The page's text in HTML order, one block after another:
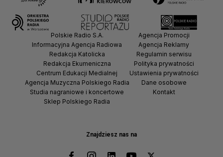
Znajdziesz nas na
Polskie Radio S.A.
Informacyjna Agencja Radiowa
Redakcja Katolicka
Redakcja Ekumeniczna
Centrum Edukacji Medialnej
Agencja Muzyczna Polskiego Radia
Studia nagraniowe i koncertowe
Sklep Polskiego Radia
Agencja Promocji
Agencja Reklamy
Regulamin serwisu
Polityka prywatności
Ustawienia prywatności
Dane osobowe
Kontakt